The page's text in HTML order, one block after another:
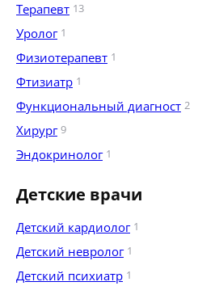
Терапевт 13
Уролог 1
Физиотерапевт 1
Фтизиатр 1
Функциональный диагност 2
Хирург 9
Эндокринолог 1
Детские врачи
Детский кардиолог 1
Детский невролог 1
Детский психиатр 1